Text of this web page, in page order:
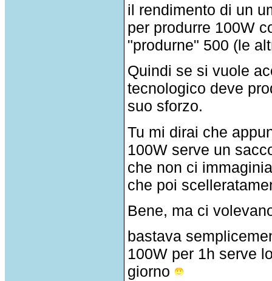
il rendimento di un
per produrre 100W
"produrne" 500 (le
Quindi se si vuole
tecnologico deve
suo sforzo.
Tu mi dirai che
100W serve un
che non ci
che poi
Bene, ma ci
bastava
100W per 1h serve
giorno